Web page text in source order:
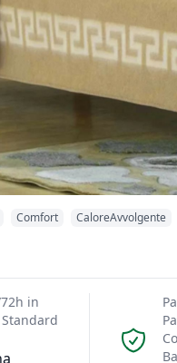
Comfort CaloreAvvolgente
in